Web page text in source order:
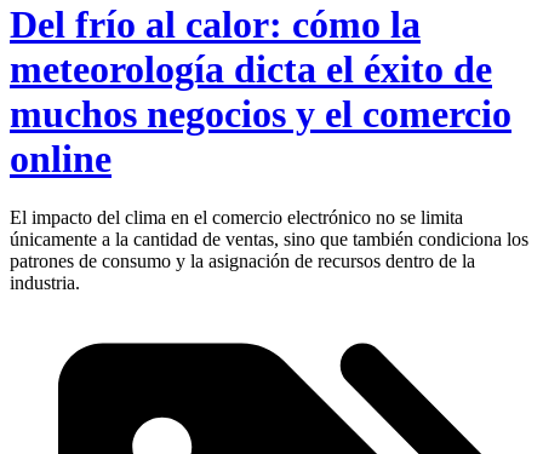
Del frío al calor: cómo la
meteorología dicta el éxito de
muchos negocios y el comercio
online
El impacto del clima en el comercio electrónico no se limita
únicamente a la cantidad de ventas, sino que también condiciona los
patrones de consumo y la asignación de recursos dentro de la
industria.